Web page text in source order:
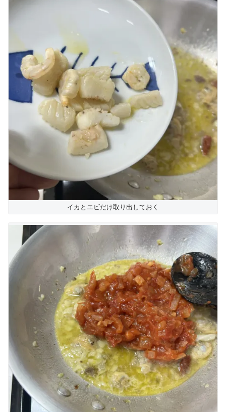
イカとエビだけ取り出しておく